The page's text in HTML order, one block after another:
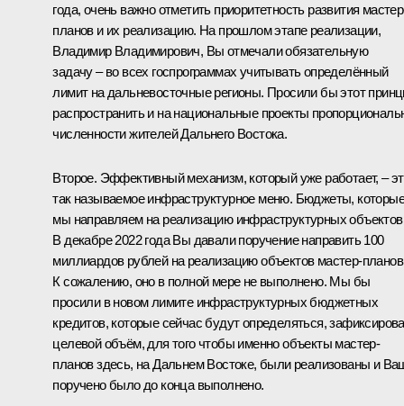
года, очень важно отметить приоритетность развития
планов и их реализацию. На прошлом этапе реализации,
Владимир Владимирович, Вы отмечали обязательную
задачу – во всех госпрограммах учитывать определённый
лимит на дальневосточные регионы. Просили бы этот
распространить и на национальные проекты
численности жителей Дальнего Востока.
Второе. Эффективный механизм, который уже работает, –
так называемое инфраструктурное меню. Бюджеты, которые
мы направляем на реализацию инфраструктурных
В декабре 2022 года Вы давали поручение направить 100
миллиардов рублей на реализацию объектов мастер-
К сожалению, оно в полной мере не выполнено. Мы бы
просили в новом лимите инфраструктурных бюджетных
кредитов, которые сейчас будут определяться,
целевой объём, для того чтобы именно объекты мастер-
планов здесь, на Дальнем Востоке, были реализованы и
поручено было до конца выполнено.